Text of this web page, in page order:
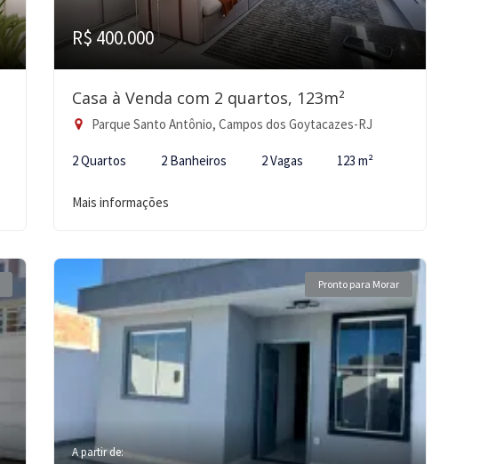
R$ 400.000
Casa à Venda com 2 quartos, 123m²
Parque Santo Antônio, Campos dos Goytacazes-RJ
2 Quartos 2 Banheiros 2 Vagas 123 m²
Mais informações
Pronto para Morar
A partir de: